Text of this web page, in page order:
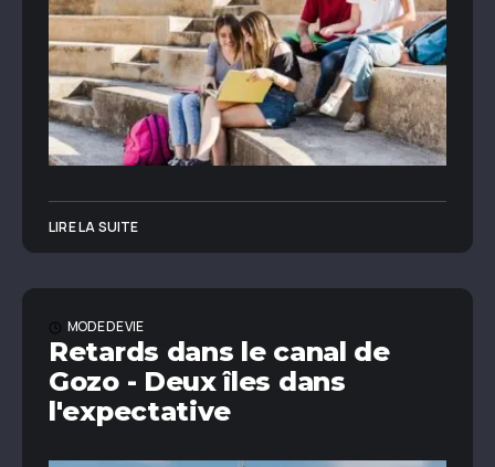
LIRE LA SUITE
MODE DE VIE
Retards dans le canal de
Gozo - Deux îles dans
l'expectative